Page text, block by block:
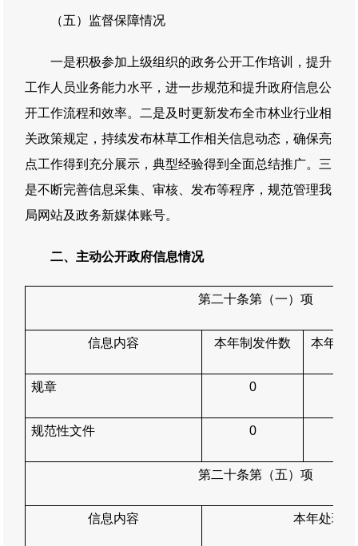
（五）监督保障情况
一是积极参加上级组织的政务公开工作培训，提升
工作人员业务能力水平，进一步规范和提升政府信息公
开工作流程和效率。二是及时更新发布全市林业行业相
关政策规定，持续发布林草工作相关信息动态，确保亮
点工作得到充分展示，典型经验得到全面总结推广。三
是不断完善信息采集、审核、发布等程序，规范管理我
局网站及政务新媒体账号。
二、主动公开政府信息情况
第二十条第（一）项
信息内容 本年制发件数 本年废
规章 0
规范性文件 0
第二十条第（五）项
信息内容 本年处理